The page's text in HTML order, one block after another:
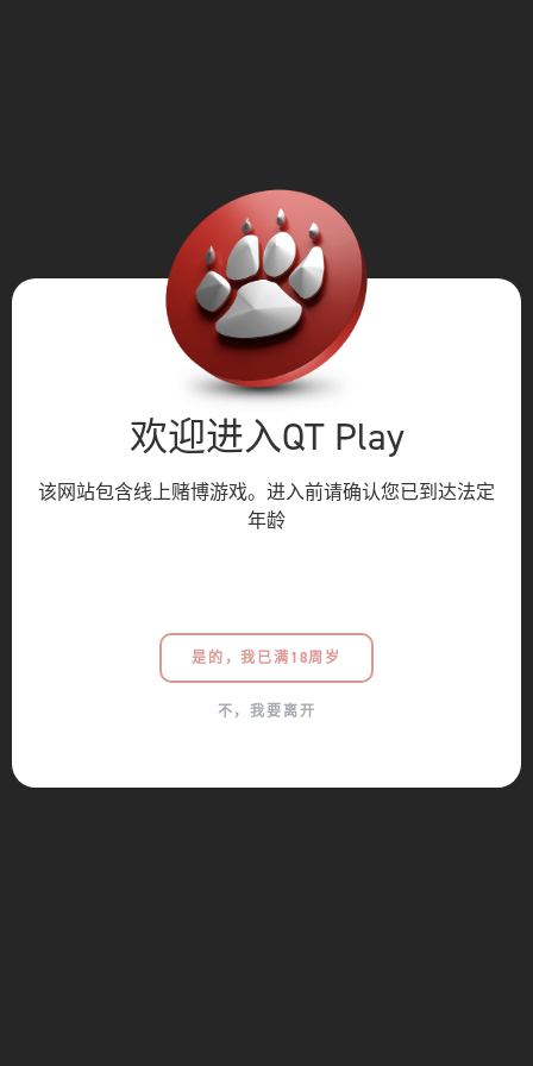
欢迎进入QT Play
该网站包含线上赌博游戏。进入前请确认您已到达法定
年龄
是的，我已满18周岁
不，我要离开